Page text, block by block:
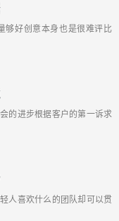
够好创意本身也是很难评比
的进步根据客户的第一诉求
人喜欢什么的团队却可以贯